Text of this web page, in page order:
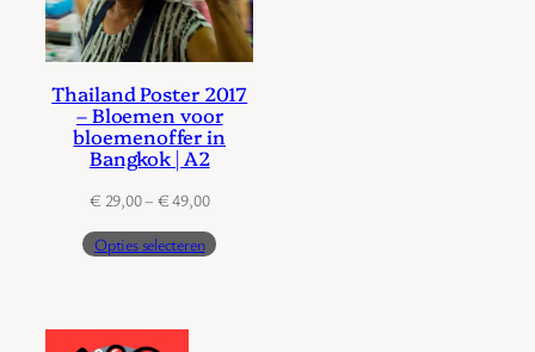
Thailand Poster 2017
– Bloemen voor
bloemenoffer in
Bangkok | A2
€ 29,00– €49,00Prijsklasse:
tot
Opties selecteren